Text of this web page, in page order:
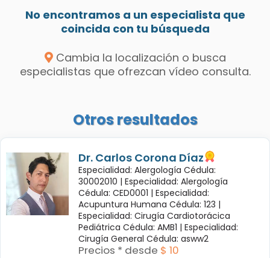
No encontramos a un especialista que
coincida con tu búsqueda
Cambia la localización o busca
especialistas que ofrezcan vídeo consulta.
Otros resultados
Dr. Carlos Corona Díaz
Especialidad: Alergología Cédula:
30002010 | Especialidad: Alergología
Cédula: CED0001 | Especialidad:
Acupuntura Humana Cédula: 123 |
Especialidad: Cirugía Cardiotorácica
Pediátrica Cédula: AMB1 | Especialidad:
Cirugía General Cédula: asww2
Precios * desde $ 10